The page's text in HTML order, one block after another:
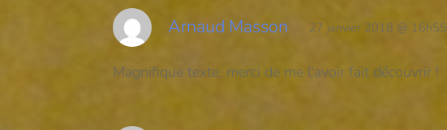
Arnaud Masson 27 janvier 2018 @ 16h55
Magnifique texte, merci de me l'avoir fait découvrir !